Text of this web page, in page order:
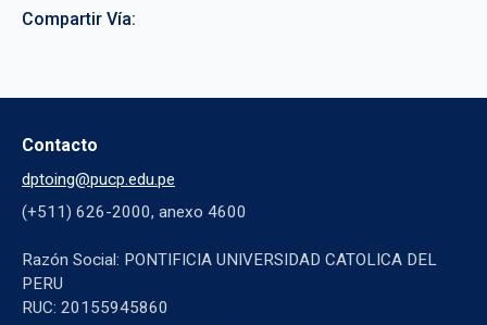
Compartir Vía:
Contacto
dptoing@pucp.edu.pe
(+511) 626-2000, anexo 4600
Razón Social: PONTIFICIA UNIVERSIDAD CATOLICA DEL
PERU
RUC: 20155945860